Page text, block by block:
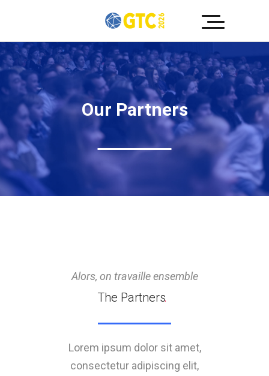
Our Partners
Alors, on travaille ensemble
The Partners.
Lorem ipsum dolor sit amet,
consectetur adipiscing elit,